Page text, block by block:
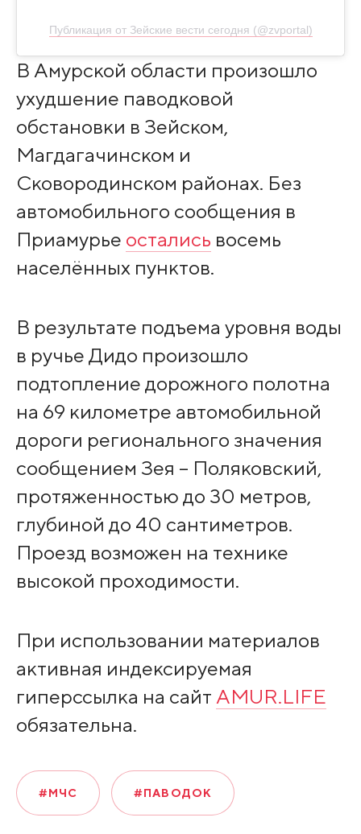
Публикация от Зейские вести сегодня (@zvportal)
В Амурской области произошло
ухудшение паводковой
обстановки в Зейском,
Магдагачинском и
Сковородинском районах. Без
автомобильного сообщения в
Приамурье остались восемь
населённых пунктов.
В результате подъема уровня воды
в ручье Дидо произошло
подтопление дорожного полотна
на 69 километре автомобильной
дороги регионального значения
сообщением Зея – Поляковский,
протяженностью до 30 метров,
глубиной до 40 сантиметров.
Проезд возможен на технике
высокой проходимости.
При использовании материалов
активная индексируемая
гиперссылка на сайт AMUR.LIFE
обязательна.
#МЧС #ПАВОДОК